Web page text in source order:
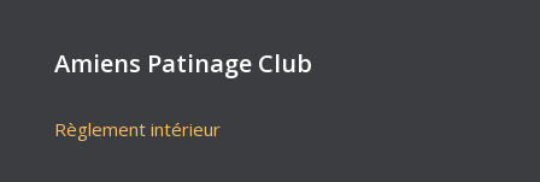
Amiens Patinage Club
Règlement intérieur